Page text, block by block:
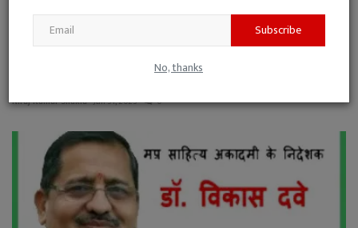
Subscribe
No, thanks
Niraj Kumar Shukla Jan 31, 2023 0